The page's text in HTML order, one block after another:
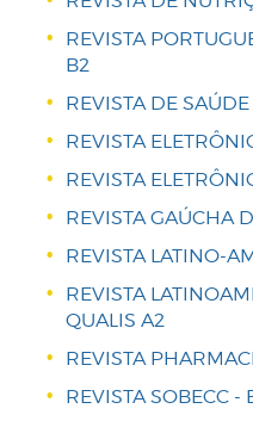
REVISTA
B2
REVISTA DE
REVISTA
REVISTA
REVISTA GAÚCHA
REVISTA LATINO-
REVISTA
QUALIS A2
REVISTA
REVISTA SOBECC -